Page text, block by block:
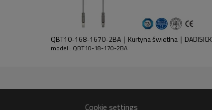
QBT10-168-1670-2BA｜Kurtyna świetlna｜DADISICK
model : QBT10-18-170-2BA
Cookie settings